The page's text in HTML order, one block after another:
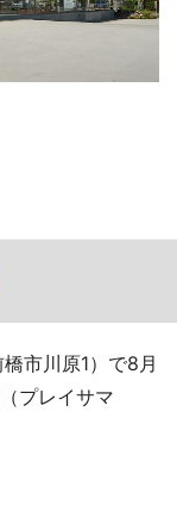
市川原1）で8月
プレイサマ